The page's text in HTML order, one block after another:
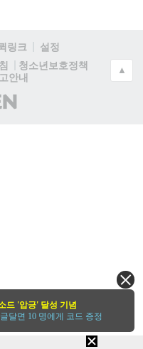
링크
설정
청소년보호정책
안내
▲
드 '압긍' 달성 기념
달면 10 명에게 코드 증정